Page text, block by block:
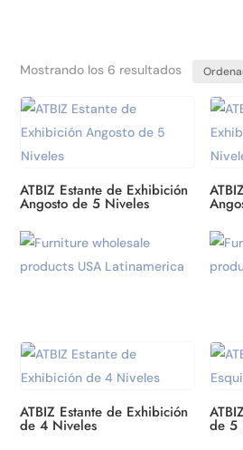
Mostrando los 6 resultadosOrdenado
últimos
ATBIZ Estante de Exhibición
Angosto de 5 Niveles
ATBIZ Estante de Exhibición
de 4 Niveles de 5